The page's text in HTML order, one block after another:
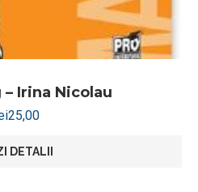
Irina Nicolau
25,00
DETALII